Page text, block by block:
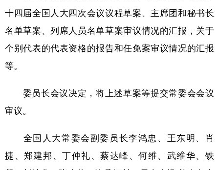
陕西 甘肃 青海 宁夏
新疆 内蒙古 黑龙江
多语种频道
English Español Français عربى
Deutsch Português
十四届全国人大四次会议议程草案、主席团和秘书长
名单草案、列席人员名单草案审议情况的汇报，关于
个别代表的代表资格的报告和任免案审议情况的汇报
等。
委员长会议决定，将上述草案等提交常委会会议
审议。
全国人大常委会副委员长李鸿忠、王东明、肖
捷、郑建邦、丁仲礼、蔡达峰、何维、武维华、铁